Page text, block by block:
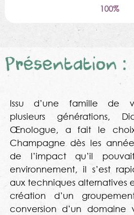
100%
Présentation :
Issu d’une famille de
plusieurs générations,
Œnologue, a fait le choix
Champagne dès les
de l’impact qu’il
environnement, il s’est
aux techniques alternatives
création d’un
conversion d’un domaine